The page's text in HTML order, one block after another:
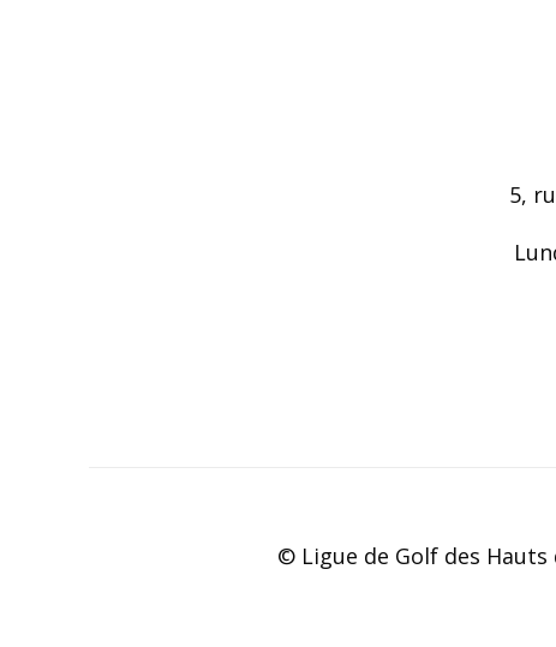
5,
© Ligue de Golf des Hauts